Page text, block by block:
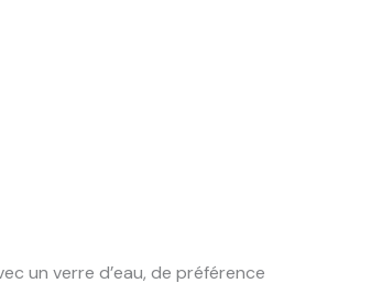
un verre d’eau, de préférence